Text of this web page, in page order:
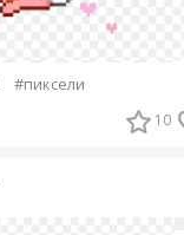
#пиксели
10